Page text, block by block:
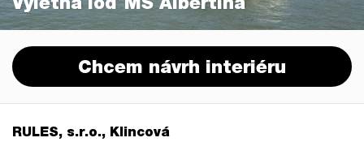
Výletná loď MS Albertina
Chcem návrh interiéru
RULES, s.r.o., Klincová